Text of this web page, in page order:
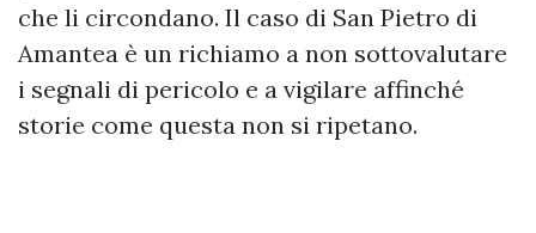
che li circondano. Il caso di San Pietro di
Amantea è un richiamo a non sottovalutare
i segnali di pericolo e a vigilare affinché
storie come questa non si ripetano.